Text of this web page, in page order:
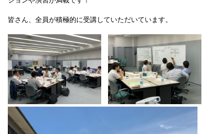
皆さん、全員が積極的に受講していただいています。